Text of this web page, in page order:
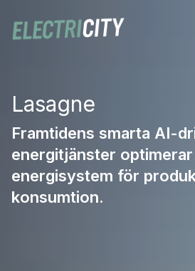
Lasagne
Framtidens smarta AI-
energitjänster
energisystem för
konsumtion.